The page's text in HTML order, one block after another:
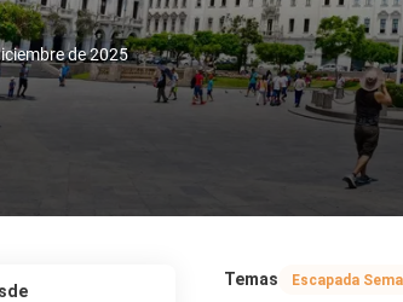
de 2025
Temas Escapada